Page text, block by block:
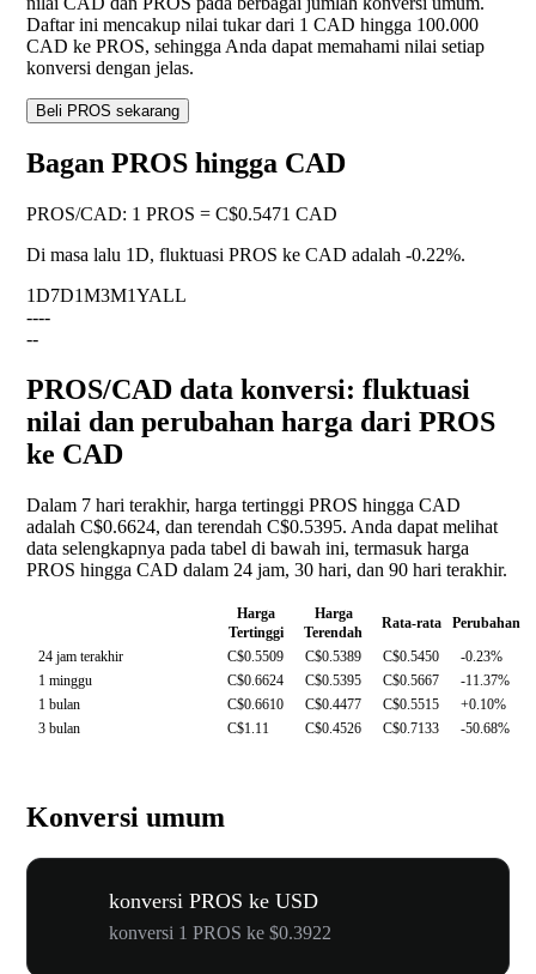
Daftar ini mencakup nilai tukar dari 1 CAD hingga 100.000
CAD ke PROS, sehingga Anda dapat memahami nilai setiap
konversi dengan jelas.
Beli PROS sekarang
Bagan PROS hingga CAD
PROS/CAD: 1 PROS = C$0.5471 CAD
Di masa lalu 1D, fluktuasi PROS ke CAD adalah -0.22%.
1D7D1M3M1YALL
----
--
PROS/CAD data konversi: fluktuasi
nilai dan perubahan harga dari PROS
ke CAD
Dalam 7 hari terakhir, harga tertinggi PROS hingga CAD
adalah C$0.6624, dan terendah C$0.5395. Anda dapat melihat
data selengkapnya pada tabel di bawah ini, termasuk harga
PROS hingga CAD dalam 24 jam, 30 hari, dan 90 hari terakhir.
Harga
Tertinggi
Harga
Terendah
Rata-rata
Perubahan
24 jam terakhir
C$0.5509 C$0.5389 C$0.5450
-0.23%
1 minggu
C$0.6624 C$0.5395 C$0.5667
-11.37%
1 bulan
C$0.6610 C$0.4477 C$0.5515
+0.10%
3 bulan
C$1.11 C$0.4526 C$0.7133 -50.68%
Konversi umum
konversi PROS ke USD
konversi 1 PROS ke $0.3922